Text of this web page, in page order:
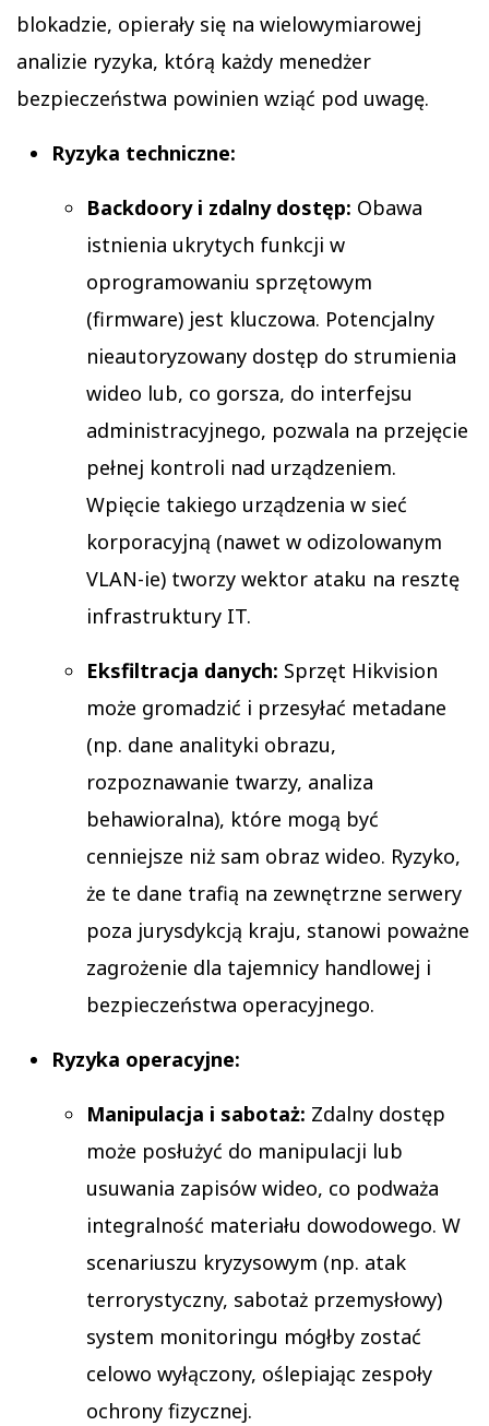
blokadzie, opierały się na wielowymiarowej
analizie ryzyka, którą każdy menedżer
bezpieczeństwa powinien wziąć pod uwagę.
Ryzyka techniczne:
Backdoory i zdalny dostęp: Obawa
istnienia ukrytych funkcji w
oprogramowaniu sprzętowym
(firmware) jest kluczowa. Potencjalny
nieautoryzowany dostęp do strumienia
wideo lub, co gorsza, do interfejsu
administracyjnego, pozwala na przejęcie
pełnej kontroli nad urządzeniem.
Wpięcie takiego urządzenia w sieć
korporacyjną (nawet w odizolowanym
VLAN-ie) tworzy wektor ataku na resztę
infrastruktury IT.
Eksfiltracja danych: Sprzęt Hikvision
może gromadzić i przesyłać metadane
(np. dane analityki obrazu,
rozpoznawanie twarzy, analiza
behawioralna), które mogą być
cenniejsze niż sam obraz wideo. Ryzyko,
że te dane trafią na zewnętrzne serwery
poza jurysdykcją kraju, stanowi poważne
zagrożenie dla tajemnicy handlowej i
bezpieczeństwa operacyjnego.
Ryzyka operacyjne:
Manipulacja i sabotaż: Zdalny dostęp
może posłużyć do manipulacji lub
usuwania zapisów wideo, co podważa
integralność materiału dowodowego. W
scenariuszu kryzysowym (np. atak
terrorystyczny, sabotaż przemysłowy)
system monitoringu mógłby zostać
celowo wyłączony, oślepiając zespoły
ochrony fizycznej.